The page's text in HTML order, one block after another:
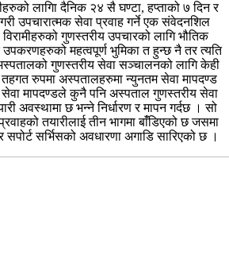
लागिा दैनिक २४ सै घण्टा, हप्ताको ७ दिन र
उपचारात्मक सेवा प्रवाह गर्ने एक संवेदनशिल
गुणस्तरीय उपचारको लागि भौतिक
उपकरणहरुको महत्वपूर्ण भुमिका त हुन्छ नै तर त्यति
गुणस्तरीय सेवा सञ्चालनको लागि केही
तहगत रुपमा अस्पतालहरुमा न्युनतम सेवा मापदण्ड
मापदण्डले कुनै पनि अस्पताल गुणस्तरीय सेवा
अवस्थामा छ भन्ने निर्धारण र मापन गर्दछ । सो
तयारीलाई तीन भागमा बांँडिएको छ जसमा
सर्भिसको अवधारणा अगाडि सारिएको छ ।